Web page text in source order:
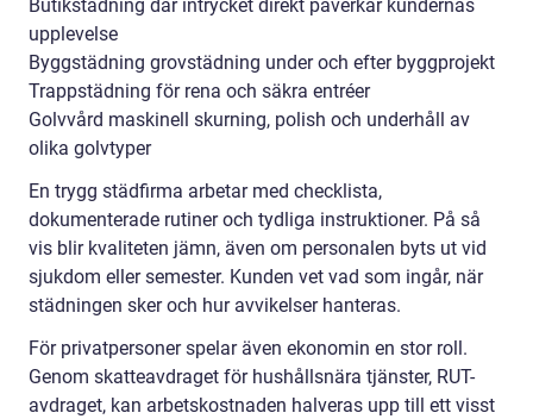
Butikstädning där intrycket direkt påverkar kundernas
upplevelse
Byggstädning grovstädning under och efter byggprojekt
Trappstädning för rena och säkra entréer
Golvvård maskinell skurning, polish och underhåll av
olika golvtyper
En trygg städfirma arbetar med checklista,
dokumenterade rutiner och tydliga instruktioner. På så
vis blir kvaliteten jämn, även om personalen byts ut vid
sjukdom eller semester. Kunden vet vad som ingår, när
städningen sker och hur avvikelser hanteras.
För privatpersoner spelar även ekonomin en stor roll.
Genom skatteavdraget för hushållsnära tjänster, RUT-
avdraget, kan arbetskostnaden halveras upp till ett visst